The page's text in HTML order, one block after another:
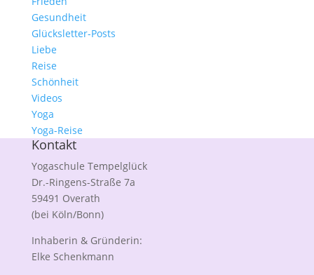
Gesundheit
Glücksletter-Posts
Liebe
Reise
Schönheit
Videos
Yoga
Yoga-Reise
Kontakt
Yogaschule Tempelglück
Dr.-Ringens-Straße 7a
59491 Overath
(bei Köln/Bonn)
Inhaberin & Gründerin:
Elke Schenkmann